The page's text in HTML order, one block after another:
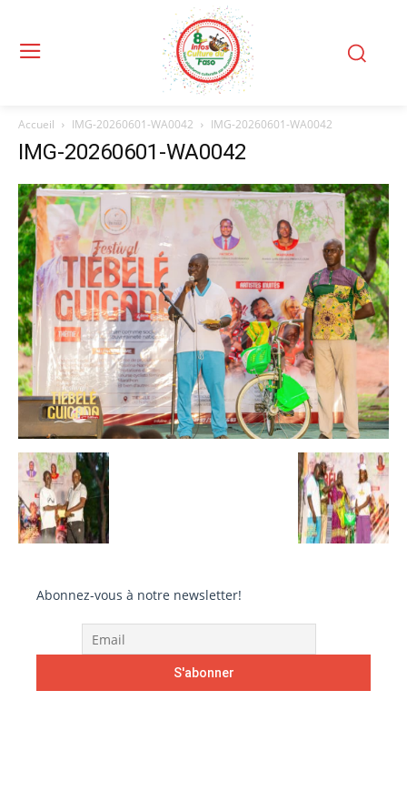
Accueil IMG-20260601-WA0042 IMG-20260601-WA0042
IMG-20260601-WA0042
Abonnez-vous à notre newsletter!